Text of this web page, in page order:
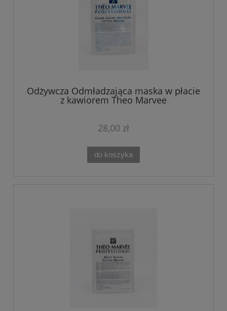
Odżywcza Odmładzająca maska w płacie
z kawiorem Theo Marvee
28,00 zł
do koszyka